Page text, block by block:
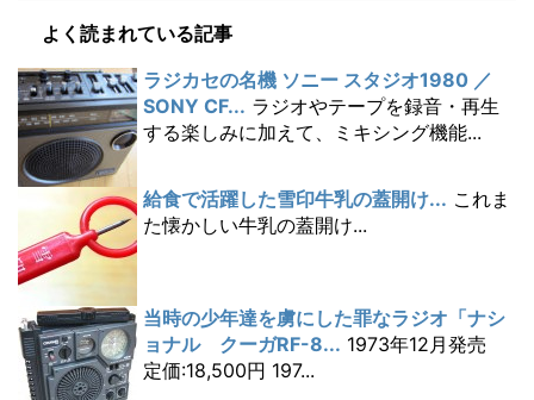
よく読まれている記事
ラジカセの名機 ソニー スタジオ1980 ／
SONY CF... ラジオやテープを録音・再生
する楽しみに加えて、ミキシング機能...
給食で活躍した雪印牛乳の蓋開け... これま
た懐かしい牛乳の蓋開け...
当時の少年達を虜にした罪なラジオ「ナシ
ョナル クーガRF-8... 1973年12月発売
定価:18,500円 197...